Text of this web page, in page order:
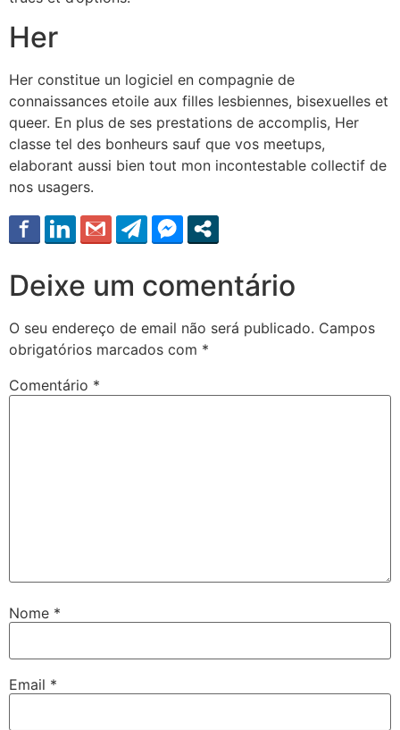
Her
Her constitue un logiciel en compagnie de
connaissances etoile aux filles lesbiennes, bisexuelles et
queer. En plus de ses prestations de accomplis, Her
classe tel des bonheurs sauf que vos meetups,
elaborant aussi bien tout mon incontestable collectif de
nos usagers.
Deixe um comentário
O seu endereço de email não será publicado. Campos
obrigatórios marcados com *
Comentário *
Nome *
Email *